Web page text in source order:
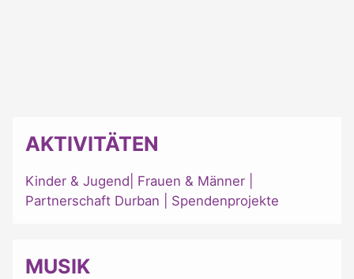
AKTIVITÄTEN
Kinder & Jugend Frauen & Männer
Partnerschaft Durban
Spendenprojekte
MUSIK